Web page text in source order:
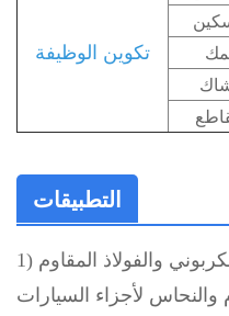
تكوين الوظيفة
التطبيقات
والفولاذ المقاوم
والنحاس لأجزاء السيارات